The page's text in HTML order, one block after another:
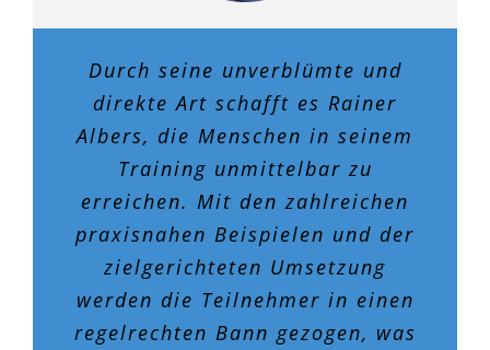
Durch seine unverblümte und
direkte Art schafft es Rainer
Albers, die Menschen in seinem
Training unmittelbar zu
erreichen. Mit den zahlreichen
praxisnahen Beispielen und der
zielgerichteten Umsetzung
werden die Teilnehmer in einen
regelrechten Bann gezogen, was